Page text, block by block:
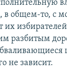
общем-то, с
их
разбитым
не зависит.